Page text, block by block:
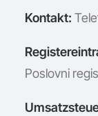
Kontakt:
Poslovni